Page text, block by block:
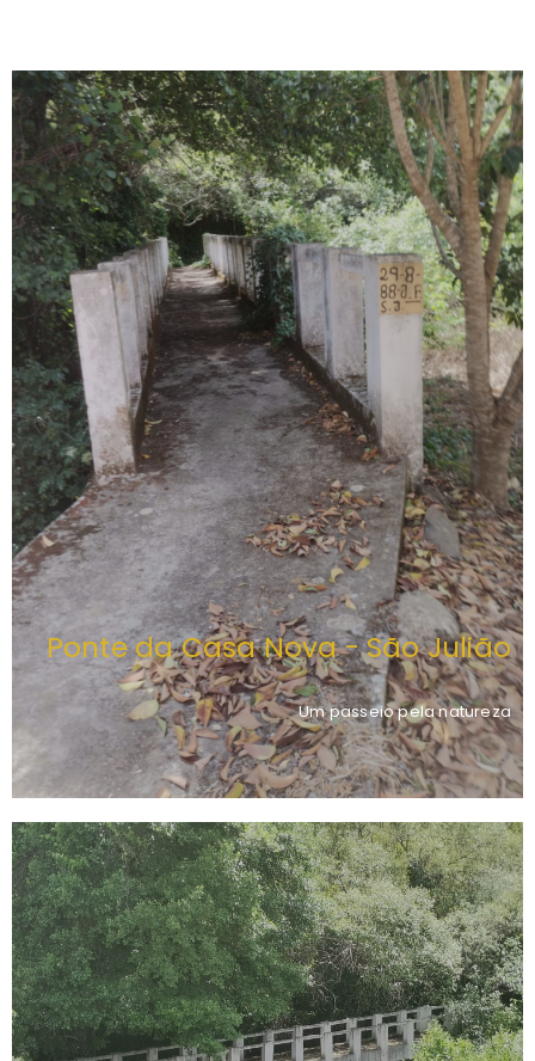
Ponte da Casa Nova - São Julião
Um passeio pela natureza